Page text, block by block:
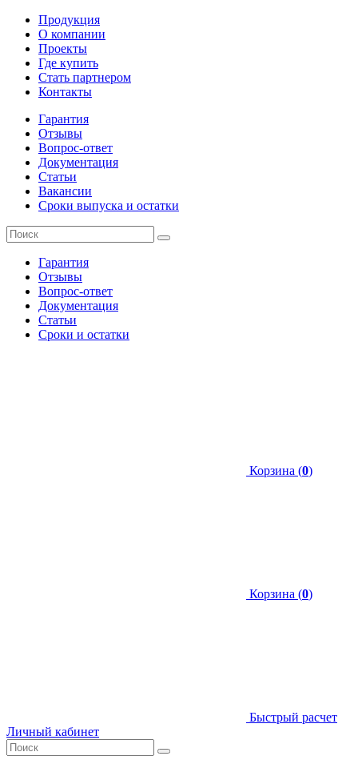
Продукция
О компании
Проекты
Где купить
Стать партнером
Контакты
Гарантия
Отзывы
Вопрос-ответ
Документация
Статьи
Вакансии
Сроки выпуска и остатки
Гарантия
Отзывы
Вопрос-ответ
Документация
Статьи
Сроки и остатки
Корзина (0)
Корзина (0)
Быстрый расчет
Личный кабинет